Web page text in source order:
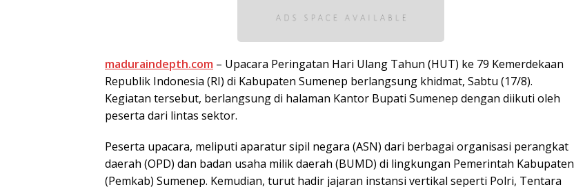
maduraindepth.com – Upacara Peringatan Hari Ulang Tahun (HUT) ke 79 Kemerdekaan
Republik Indonesia (RI) di Kabupaten Sumenep berlangsung khidmat, Sabtu (17/8).
Kegiatan tersebut, berlangsung di halaman Kantor Bupati Sumenep dengan diikuti oleh
peserta dari lintas sektor.
Peserta upacara, meliputi aparatur sipil negara (ASN) dari berbagai organisasi perangkat
daerah (OPD) dan badan usaha milik daerah (BUMD) di lingkungan Pemerintah Kabupaten
(Pemkab) Sumenep. Kemudian, turut hadir jajaran instansi vertikal seperti Polri, Tentara